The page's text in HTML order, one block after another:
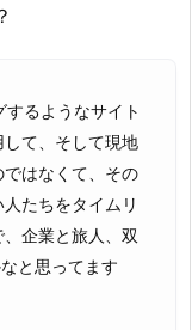
するようなサイト
て、そして現地
はなくて、その
たちをタイムリ
企業と旅人、双
と思ってます